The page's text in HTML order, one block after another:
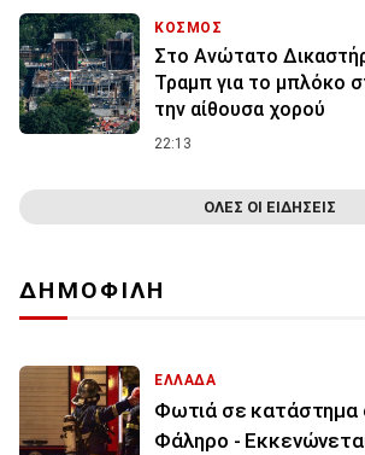
ΚΟΣΜΟΣ
Στο Ανώτατο
Τραμπ για το μπλόκο
την αίθουσα χορού
22:13
ΟΛΕΣ ΟΙ ΕΙΔΗΣΕΙΣ
ΔΗΜΟΦΙΛΗ
ΕΛΛΑΔΑ
Φωτιά σε κατάστημα
Φάληρο -